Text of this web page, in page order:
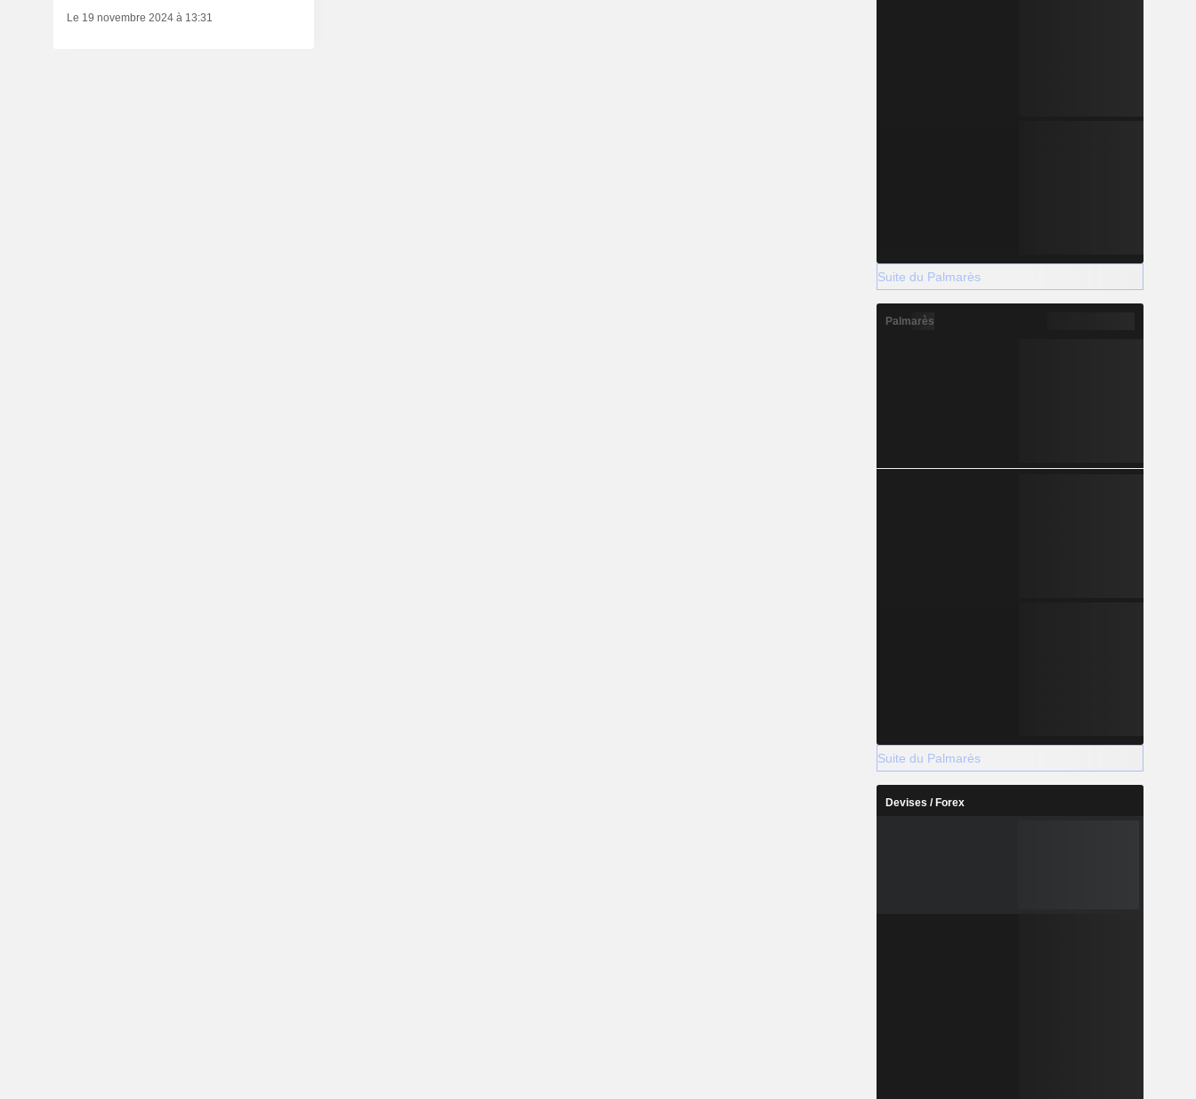
Le 19 novembre 2024 à 13:31
Suite du Palmarès
Palmarès
Suite du Palmarès
Devises / Forex